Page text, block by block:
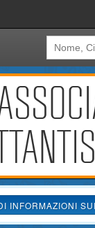
INFORMAZIONI